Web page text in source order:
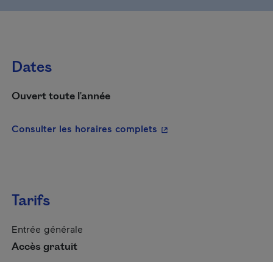
Dates
Ouvert toute l'année
Consulter les horaires complets - Cet hyperlien
Tarifs
Entrée générale
Accès gratuit